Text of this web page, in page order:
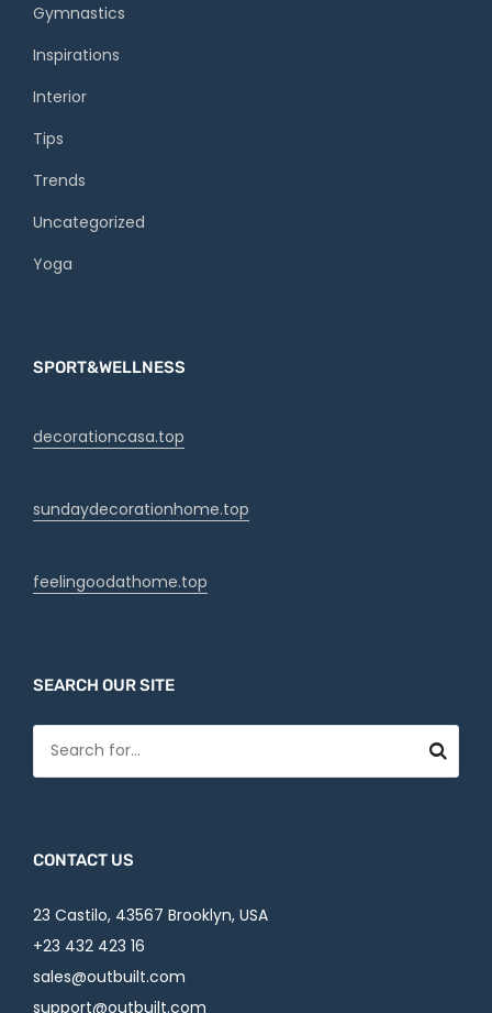
Gymnastics
Inspirations
Interior
Tips
Trends
Uncategorized
Yoga
SPORT&WELLNESS
decorationcasa.top
sundaydecorationhome.top
feelingoodathome.top
SEARCH OUR SITE
CONTACT US
23 Castilo, 43567 Brooklyn, USA
+23 432 423 16
sales@outbuilt.com
support@outbuilt.com